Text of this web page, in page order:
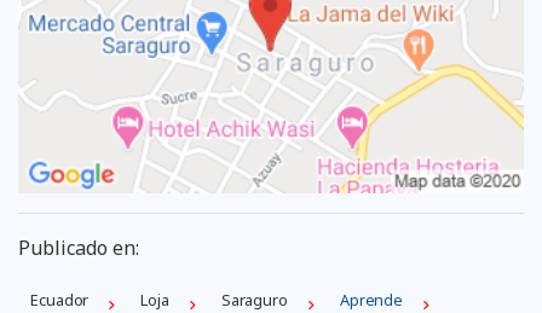
Publicado en:
Ecuador Loja Saraguro
Aprende